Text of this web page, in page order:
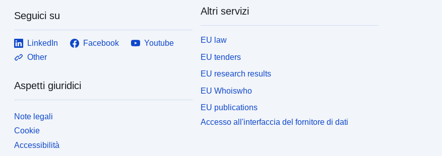
Seguici su
LinkedIn Facebook
Youtube
Other
Aspetti giuridici
Note legali
Cookie
Accessibilità
Altri servizi
EU law
EU tenders
EU research results
EU Whoiswho
EU publications
Accesso all'interfaccia del fornitore di dati